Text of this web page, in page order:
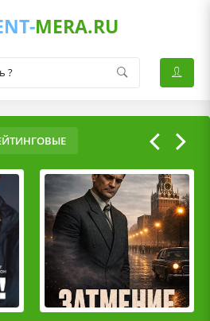
MERA.RU